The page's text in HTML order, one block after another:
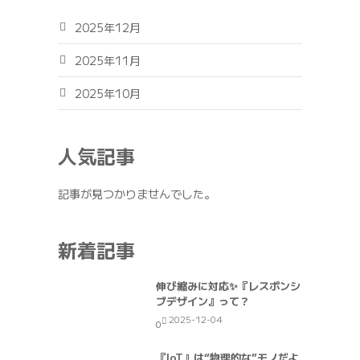
2025年12月
2025年11月
2025年10月
人気記事
記事が見つかりませんでした。
新着記事
伸び縮みに対応✨『レスポンシ
ブデザイン』って？
0 2025-12-04
『IoT』は“物理的な”モノだよ